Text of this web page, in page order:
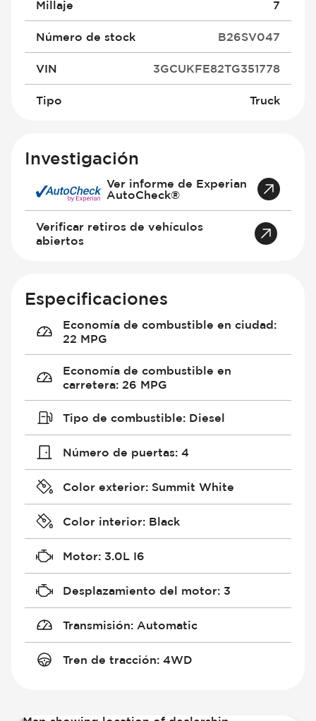
Millaje 7
Número de stock B26SV047
VIN 3GCUKFE82TG351778
Tipo Truck
Investigación
Ver informe de Experian
AutoCheck®
Verificar retiros de vehículos
abiertos
Especificaciones
Economía de combustible en ciudad:
22 MPG
Economía de combustible en
carretera: 26 MPG
Tipo de combustible: Diesel
Número de puertas: 4
Color exterior: Summit White
Color interior: Black
Motor: 3.0L I6
Desplazamiento del motor: 3
Transmisión: Automatic
Tren de tracción: 4WD